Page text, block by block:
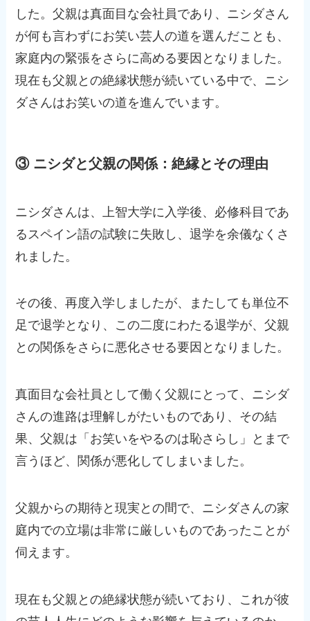
した。父親は真面目な会社員であり、ニシダさん
が何も言わずにお笑い芸人の道を選んだことも、
家庭内の緊張をさらに高める要因となりました。
現在も父親との絶縁状態が続いている中で、ニシ
ダさんはお笑いの道を進んでいます。
③ ニシダと父親の関係：絶縁とその理由
ニシダさんは、上智大学に入学後、必修科目であ
るスペイン語の試験に失敗し、退学を余儀なくさ
れました。
その後、再度入学しましたが、またしても単位不
足で退学となり、この二度にわたる退学が、父親
との関係をさらに悪化させる要因となりました。
真面目な会社員として働く父親にとって、ニシダ
さんの進路は理解しがたいものであり、その結
果、父親は「お笑いをやるのは恥さらし」とまで
言うほど、関係が悪化してしまいました。
父親からの期待と現実との間で、ニシダさんの家
庭内での立場は非常に厳しいものであったことが
伺えます。
現在も父親との絶縁状態が続いており、これが彼